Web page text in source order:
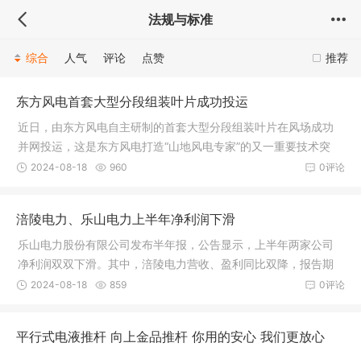
法规与标准
推荐
综合 人气 评论 点赞
东方风电首套大型分段组装叶片成功投运
近日，由东方风电自主研制的首套大型分段组装叶片在风场成功
并网投运，这是东方风电打造“山地风电专家”的又一重要技术突
破。
0评论
2024-08-18 960
涪陵电力、乐山电力上半年净利润下滑
乐山电力股份有限公司发布半年报，公告显示，上半年两家公司
净利润双双下滑。其中，涪陵电力营收、盈利同比双降，报告期
实现营收
0评论
2024-08-18 859
平行式电液推杆 向上金品推杆 你用的安心 我们更放心